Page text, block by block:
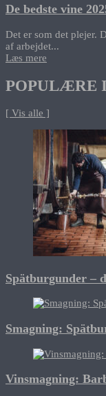
De bedste vine
Det er som det plejer.
af arbejdet...
Læs mere
POPULÆRE
[ Vis alle ]
Spätburgunder –
Smagning:
Vinsmagning: